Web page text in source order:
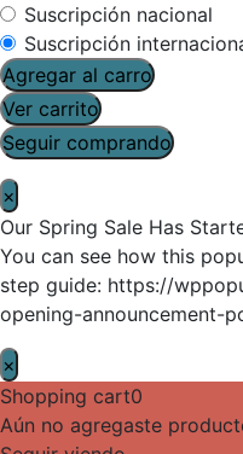
Suscripción nacional
Suscripción
Agregar al carro
Ver carrito
Seguir comprando
×
Our Spring Sale Has
You can see how this
step guide: https://
opening-announcement-
×
Shopping cart0
Aún no agregaste